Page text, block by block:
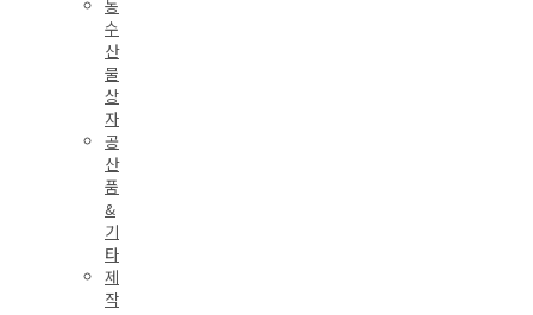
농
수
산
물
상
자
공
산
품
&
기
타
제
작